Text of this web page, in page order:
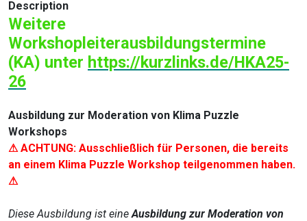
Description
Weitere
Workshopleiterausbildungstermine
(KA) unter https://kurzlinks.de/HKA25-
26
Ausbildung zur Moderation von Klima Puzzle
Workshops
⚠ ACHTUNG: Ausschließlich für Personen, die bereits
an einem Klima Puzzle Workshop teilgenommen haben.
⚠
Diese Ausbildung ist eineAusbildung zur Moderation von